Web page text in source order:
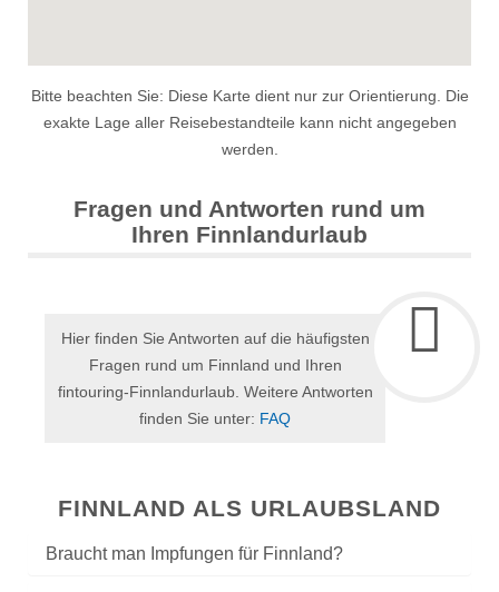
Bitte beachten Sie: Diese Karte dient nur zur Orientierung. Die
exakte Lage aller Reisebestandteile kann nicht angegeben
werden.
Fragen und Antworten rund um
Ihren Finnlandurlaub
Hier finden Sie Antworten auf die häufigsten
Fragen rund um Finnland und Ihren
fintouring-Finnlandurlaub. Weitere Antworten
finden Sie unter: FAQ
FINNLAND ALS URLAUBSLAND
Braucht man Impfungen für Finnland?